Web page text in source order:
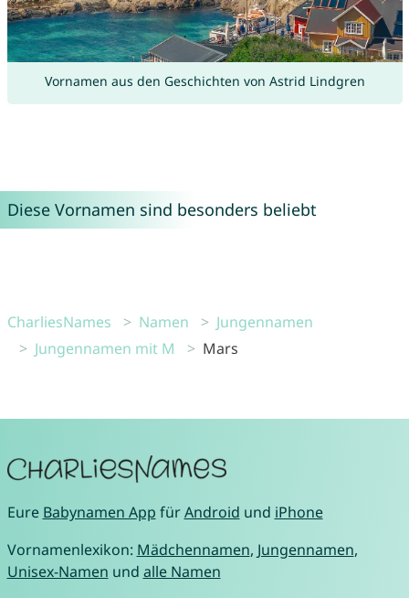
Vornamen aus den Geschichten von Astrid Lindgren
Diese Vornamen sind besonders beliebt
CharliesNames Namen
Jungennamen
Jungennamen mit M
Mars
Eure Babynamen App fürAndroid und iPhone
Vornamenlexikon: Mädchennamen, Jungennamen,
Unisex-Namen und alle Namen